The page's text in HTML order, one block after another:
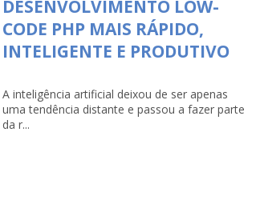
DESENVOLVIMENTO LOW-
CODE PHP MAIS RÁPIDO,
INTELIGENTE E PRODUTIVO
A inteligência artificial deixou de ser apenas
uma tendência distante e passou a fazer parte
da r...